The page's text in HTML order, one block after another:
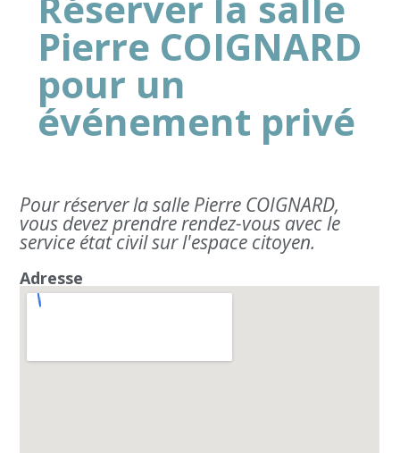
Pierre COIGNARD
pour un
événement privé
Pour réserver la salle Pierre COIGNARD,
vous devez prendre rendez-vous avec le
service état civil sur l'espace citoyen.
Adresse